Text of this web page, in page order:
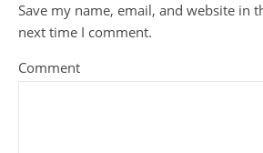
Save my name, email, and website in
next time I comment.
Comment